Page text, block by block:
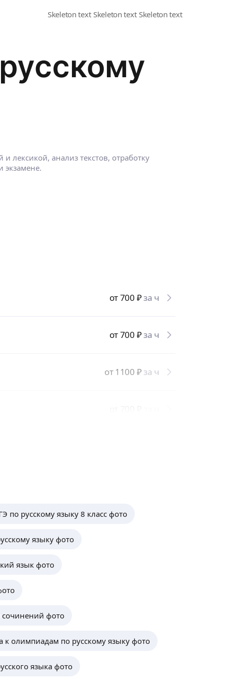
лексикой, анализ текстов, отработку
экзамене.
от 700 ₽за ч
от 700 ₽за ч
от 1100 ₽ за ч
по русскому языку 8 класс фото
языку фото
язык фото
сочинений фото
к олимпиадам по русскому языку фото
языка фото